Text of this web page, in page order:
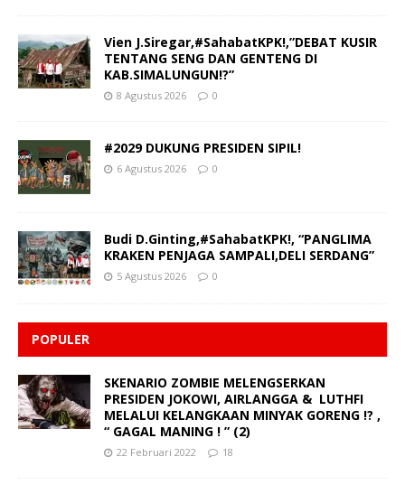
Vien J.Siregar,#SahabatKPK!,”DEBAT KUSIR
TENTANG SENG DAN GENTENG DI
KAB.SIMALUNGUN!?”
8 Agustus 2026 0
#2029 DUKUNG PRESIDEN SIPIL!
6 Agustus 2026 0
Budi D.Ginting,#SahabatKPK!, “PANGLIMA
KRAKEN PENJAGA SAMPALI,DELI SERDANG”
5 Agustus 2026 0
POPULER
SKENARIO ZOMBIE MELENGSERKAN
PRESIDEN JOKOWI, AIRLANGGA & LUTHFI
MELALUI KELANGKAAN MINYAK GORENG !? ,
“ GAGAL MANING ! ” (2)
22 Februari 2022 18